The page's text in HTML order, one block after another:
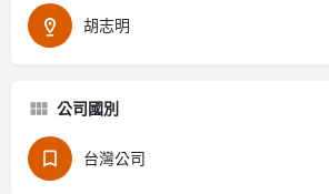
胡志明
公司國別
台灣公司